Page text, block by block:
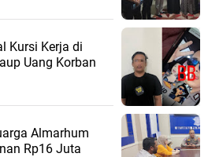
Kursi Kerja di
Uang Korban
Almarhum
Rp16 Juta